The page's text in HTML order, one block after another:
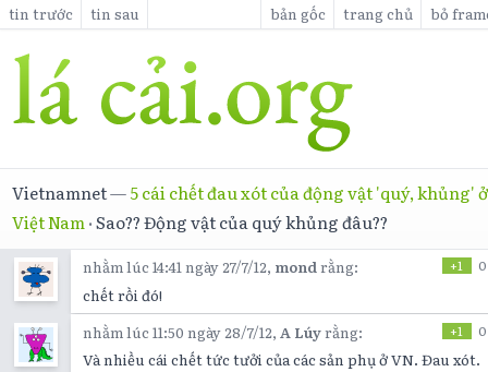
tin trước tin sau bản gốc trang chủ bỏ
Vietnamnet—5 cái chết đau xót của động vật 'quý, khủng' ở
Việt Nam ·Sao?? Động vật của quý khủng đâu??
nhằm lúc 14:41 ngày 27/7/12, mondrằng: +1 0
chết rồi đó!
nhằm lúc 11:50 ngày 28/7/12, A Lúyrằng: +1 0
Và nhiều cái chết tức tưởi của các sản phụ ở VN. Đau xót.